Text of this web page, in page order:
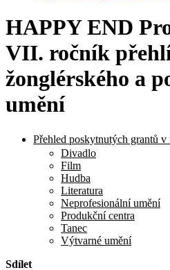
HAPPY END
VII. ročník
žonglérského a
umění
Přehled poskytnutých grantů v
Divadlo
Film
Hudba
Literatura
Neprofesionální umění
Produkční centra
Tanec
Výtvarné umění
Sdílet